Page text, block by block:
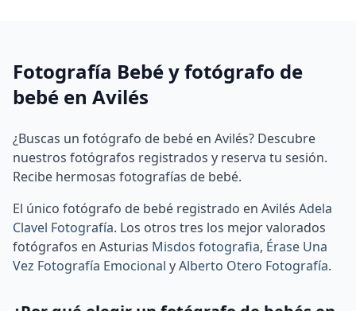
Fotografía Bebé y fotógrafo de
bebé en Avilés
¿Buscas un fotógrafo de bebé en Avilés? Descubre
nuestros fotógrafos registrados y reserva tu sesión.
Recibe hermosas fotografías de bebé.
El único fotógrafo de bebé registrado en Avilés Adela
Clavel Fotografía. Los otros tres los mejor valorados
fotógrafos en Asturias Misdos fotografia, Érase Una
Vez Fotografía Emocional yAlberto Otero Fotografía.